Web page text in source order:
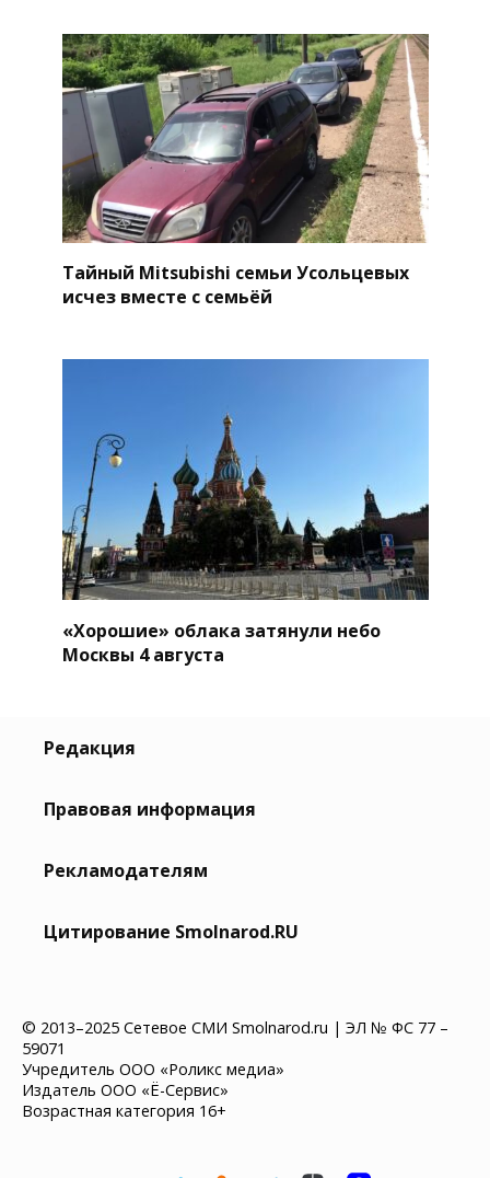
Тайный Mitsubishi семьи Усольцевых
исчез вместе с семьёй
«Хорошие» облака затянули небо
Москвы 4 августа
Редакция
Правовая информация
Рекламодателям
Цитирование Smolnarod.RU
© 2013–2025 Сетевое СМИ Smolnarod.ru | ЭЛ № ФС 77 –
59071
Учредитель ООО «Роликс медиа»
Издатель ООО «Ё-Сервис»
Возрастная категория 16+